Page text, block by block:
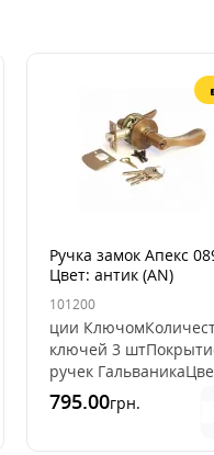
Ручка замок Апекс
Цвет: антик (AN)
101200
ции
ключей 3
ручек
ручки
795.00грн.